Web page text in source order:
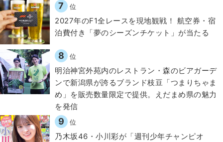
7 位
2027年のF1全レースを現地観戦！ 航空券・宿
泊費付き「夢のシーズンチケット」が当たる
8 位
明治神宮外苑内のレストラン・森のビアガーデ
ンで新潟県が誇るブランド枝豆「つまりちゃま
め」を販売数量限定で提供。えだまめ県の魅力
を発信
9 位
乃木坂46・小川彩が「週刊少年チャンピオ